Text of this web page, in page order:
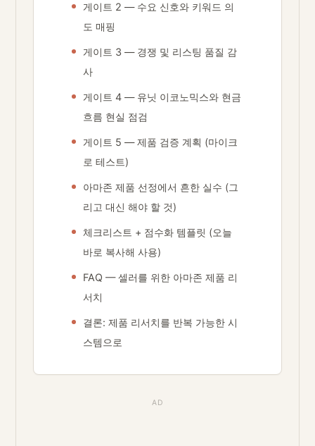
게이트 2 — 수요 신호와 키워드 의
도 매핑
게이트 3 — 경쟁 및 리스팅 품질 감
사
게이트 4 — 유닛 이코노믹스와 현금
흐름 현실 점검
게이트 5 — 제품 검증 계획 (마이크
로 테스트)
아마존 제품 선정에서 흔한 실수 (그
리고 대신 해야 할 것)
체크리스트 + 점수화 템플릿 (오늘
바로 복사해 사용)
FAQ — 셀러를 위한 아마존 제품 리
서치
결론: 제품 리서치를 반복 가능한 시
스템으로